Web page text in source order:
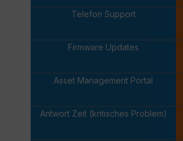
Telefon Support
Firmware Updates
Asset Management Portal
Antwort Zeit (kritisches Problem)